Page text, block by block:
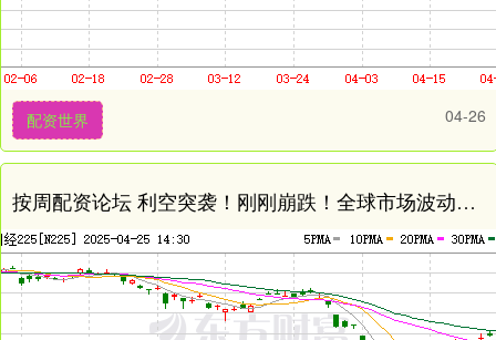
配资世界 04-26
按周配资论坛 利空突袭！刚刚崩跌！全球市场波动再度来袭